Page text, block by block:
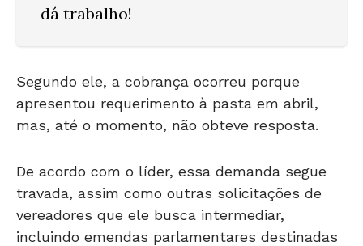
dá trabalho!
Segundo ele, a cobrança ocorreu porque
apresentou requerimento à pasta em abril,
mas, até o momento, não obteve resposta.
De acordo com o líder, essa demanda segue
travada, assim como outras solicitações de
vereadores que ele busca intermediar,
incluindo emendas parlamentares destinadas